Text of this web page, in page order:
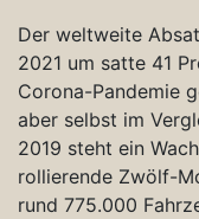
Der weltweite
2021 um satte 41
Corona-Pandemie
aber selbst im
2019 steht ein
rollierende Zwölf-
rund 775.000